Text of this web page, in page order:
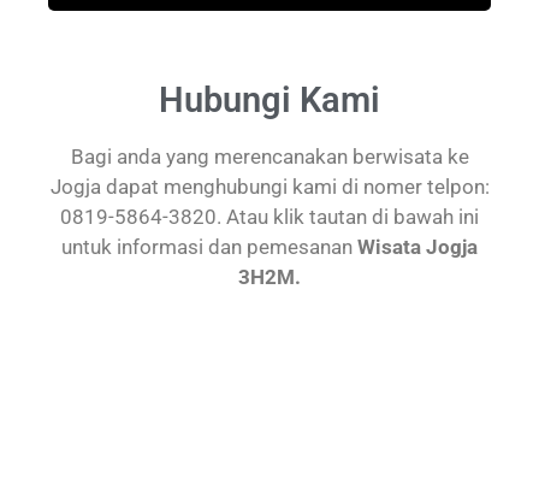
Hubungi Kami
Bagi anda yang merencanakan berwisata ke
Jogja dapat menghubungi kami di nomer telpon:
0819-5864-3820. Atau klik tautan di bawah ini
untuk informasi dan pemesanan Wisata Jogja
3H2M.